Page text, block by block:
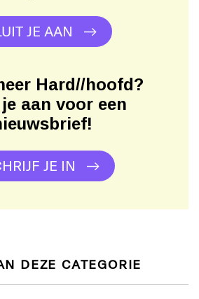
JE AAN
Hard//hoofd?
aan voor een
JE IN
DEZE CATEGORIE